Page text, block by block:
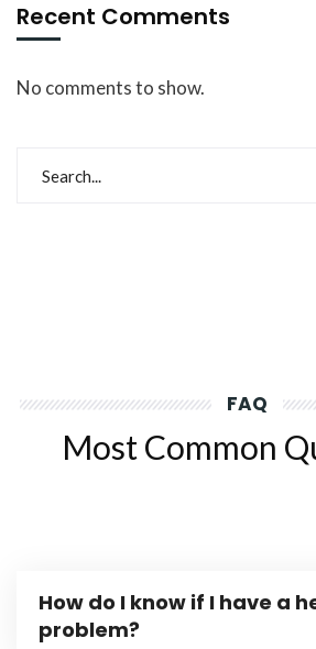
Recent Comments
No comments to show.
FAQ
Most Common
How do I know if I have a
problem?